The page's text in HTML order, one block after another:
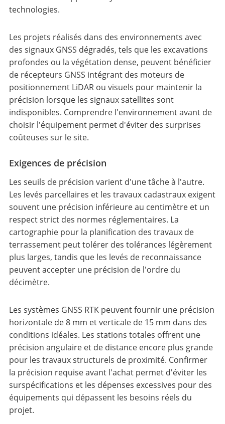
technologies.
Les projets réalisés dans des environnements avec
des signaux GNSS dégradés, tels que les excavations
profondes ou la végétation dense, peuvent bénéficier
de récepteurs GNSS intégrant des moteurs de
positionnement LiDAR ou visuels pour maintenir la
précision lorsque les signaux satellites sont
indisponibles. Comprendre l'environnement avant de
choisir l'équipement permet d'éviter des surprises
coûteuses sur le site.
Exigences de précision
Les seuils de précision varient d'une tâche à l'autre.
Les levés parcellaires et les travaux cadastraux exigent
souvent une précision inférieure au centimètre et un
respect strict des normes réglementaires. La
cartographie pour la planification des travaux de
terrassement peut tolérer des tolérances légèrement
plus larges, tandis que les levés de reconnaissance
peuvent accepter une précision de l'ordre du
décimètre.
Les systèmes GNSS RTK peuvent fournir une précision
horizontale de 8 mm et verticale de 15 mm dans des
conditions idéales. Les stations totales offrent une
précision angulaire et de distance encore plus grande
pour les travaux structurels de proximité. Confirmer
la précision requise avant l'achat permet d'éviter les
surspécifications et les dépenses excessives pour des
équipements qui dépassent les besoins réels du
projet.